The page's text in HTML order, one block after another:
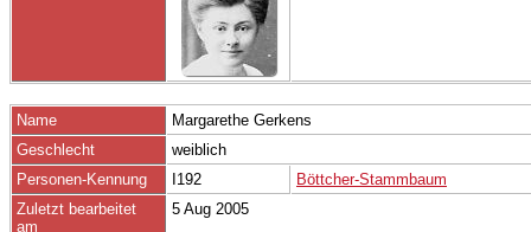
Name Margarethe Gerkens
Geschlecht
weiblich
Personen-Kennung
I192
Böttcher-Stammbaum
Zuletzt bearbeitet
am
5 Aug 2005